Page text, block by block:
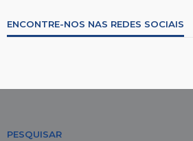
ENCONTRE-NOS NAS REDES SOCIAIS
PESQUISAR